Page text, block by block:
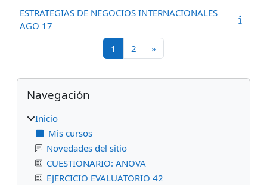
ESTRATEGIAS DE NEGOCIOS INTERNACIONALES
AGO 17
1 Página 1
2 Página 2
»
Bloques
Omitir Navegación
Navegación
Inicio
Mis cursos
Novedades del sitio
CUESTIONARIO: ANOVA
EJERCICIO EVALUATORIO 42